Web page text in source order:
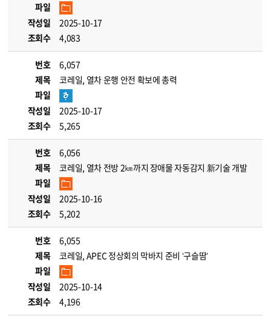
파일
작성일
2025-10-17
조회수
4,083
번호
6,057
제목
코레일, 열차 운행 안전 확보에 총력
파일
작성일
2025-10-17
조회수
5,265
번호
6,056
제목
코레일, 열차 전방 2㎞까지 장애물 자동감지 新기술 개발
파일
작성일
2025-10-16
조회수
5,202
번호
6,055
제목
코레일, APEC 정상회의 막바지 준비 ‘구슬땀’
파일
작성일
2025-10-14
조회수
4,196